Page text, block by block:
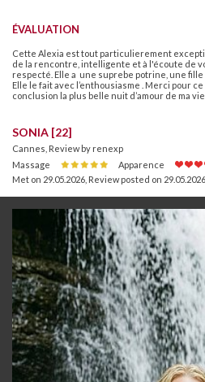
ÉVALUATION
Cette Alexia est tout particulierement
de la rencontre, intelligente et à l'écoute de
respecté. Elle a une suprebe potrine, une
Elle le fait avec l’enthousiasme . Merci pour
conclusion la plus belle nuit d’amour de ma vie.
SONIA [22]
Cannes, Review by renexp
Massage
Apparence
Met on 29.05.2026 Review posted on 29.05.2026